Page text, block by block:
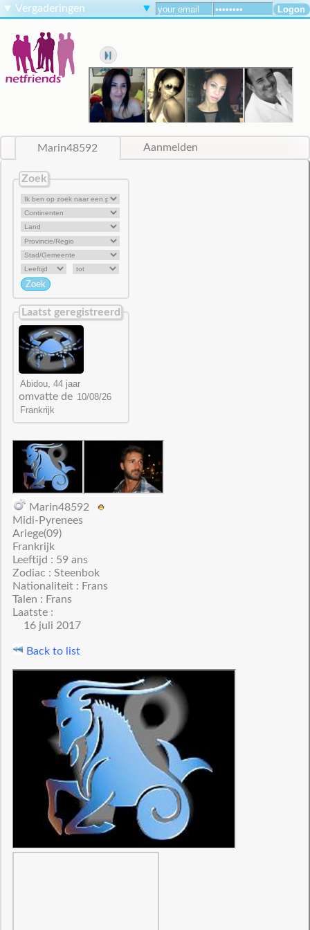
▼ Vergaderingen ▼
Marin48592 Aanmelden
Zoek
Laatst geregistreerd
omvatte de
Marin48592
Midi-Pyrenees
Ariege(09)
Frankrijk
Leeftijd : 59 ans
Zodiac : Steenbok
Nationaliteit : Frans
Talen : Frans
Laatste :
16 juli 2017
Back to list